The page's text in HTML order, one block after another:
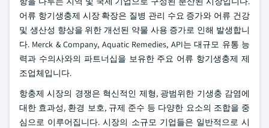
어류 항기생충제 시장 확장은 질병 관리 수요 증가와 어류 건강
및 생산성 향상을 위한 개선된 약물 사용 증가로 인해 발생합니
다. Merck & Company, Aquatic Remedies, API는 대규모 유통 능
력과 수의사와의 파트너십을 보유한 주요 어류 항기생충제 제
조업체입니다.
항충제 시장의 경쟁은 혁신적인 제형, 광범위한 기생충 감염에
대한 효과성, 환경 보호, 규제 준수 등 다양한 요소의 조합을 중
심으로 이루어집니다. 시장의 소규모 기업들은 일반적으로 시